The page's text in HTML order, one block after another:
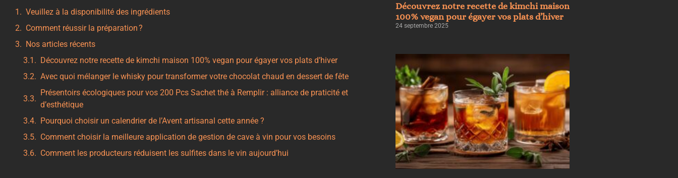
Veuillez à la disponibilité des ingrédients
Comment réussir la préparation ?
Nos articles récents
Découvrez notre recette de kimchi maison 100% vegan pour égayer vos plats d’hiver
Avec quoi mélanger le whisky pour transformer votre chocolat chaud en dessert de fête
Présentoirs écologiques pour vos 200 Pcs Sachet thé à Remplir : alliance de praticité et
d’esthétique
Pourquoi choisir un calendrier de l’Avent artisanal cette année ?
Comment choisir la meilleure application de gestion de cave à vin pour vos besoins
Comment les producteurs réduisent les sulfites dans le vin aujourd’hui
Découvrez notre recette de kimchi maison
100% vegan pour égayer vos plats d’hiver
24 septembre 2025